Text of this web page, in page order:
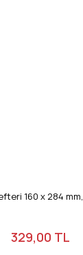
160 x 284
329,00 TL